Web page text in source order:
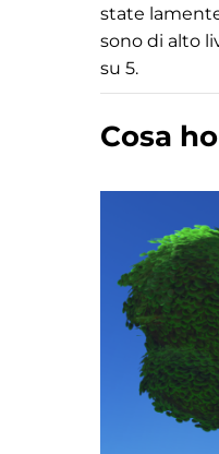
state
sono di alto
su 5.
Cosa